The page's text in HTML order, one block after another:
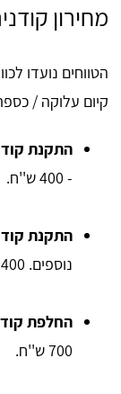
מחירון
הטווחים נועדו
קיום עלוקה /
התקנת
- 400 ש''ח.
התקנת
נוספים. 400 - 650 ש''ח.
החלפת
700 ש''ח.